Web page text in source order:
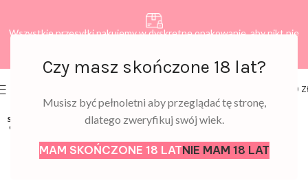
Czy masz skończone 18 lat?
Musisz być pełnoletni aby przeglądać tę stronę,
dlatego zweryfikuj swój wiek.
MAM SKOŃCZONE 18 LATNIE MAM 18 LAT
Wszystkie przesyłki pakujemy w dyskretne opakowanie, aby nikt nie
0,00
SOLD
OUT